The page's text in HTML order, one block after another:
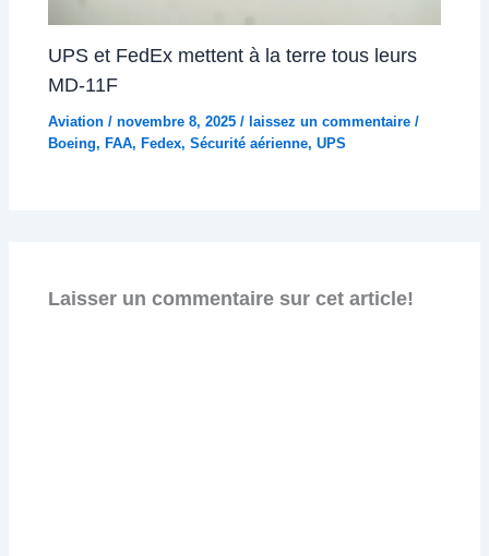
UPS et FedEx mettent à la terre tous leurs
MD-11F
Aviation /novembre 8, 2025/ laissez un commentaire /
Boeing, FAA, Fedex,Sécurité aérienne,UPS
Laisser un commentaire sur cet article!